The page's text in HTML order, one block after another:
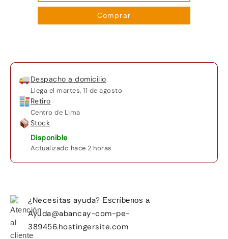
Estéreo
cantidad
Comprar
Despacho a domicilio
Llega el martes, 11 de agosto
Retiro
Centro de Lima
Stock
Disponible
Actualizado hace 2 horas
¿Necesitas ayuda? Escríbenos a
Ayuda@abancay-com-pe-
389456.hostingersite.com